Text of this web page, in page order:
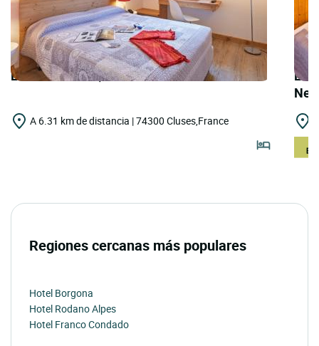
LOGIS HOTELS | Cit'Hotel le National
A 6.31 km de distancia | 74300 Cluses,France
Regiones cercanas más populares
Hotel Borgona
Hotel Rodano Alpes
Hotel Franco Condado